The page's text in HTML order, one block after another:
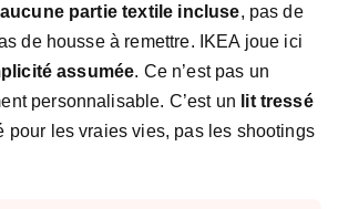
aucune partie textile incluse, pas de
de housse à remettre. IKEA joue ici
assumée. Ce n’est pas un
personnalisable. C’est un lit tressé
pour les vraies vies, pas les shootings